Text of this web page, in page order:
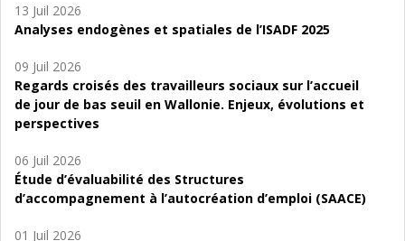
13 Juil 2026
Analyses endogènes et spatiales de l’ISADF 2025
09 Juil 2026
Regards croisés des travailleurs sociaux sur l’accueil
de jour de bas seuil en Wallonie. Enjeux, évolutions et
perspectives
06 Juil 2026
Étude d’évaluabilité des Structures
d’accompagnement à l’autocréation d’emploi (SAACE)
01 Juil 2026